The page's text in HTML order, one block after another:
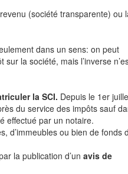
(société transparente) ou
dans un sens: on peut
la société, mais l’inverse
la SCI. Depuis le 1er
du service des impôts sauf
effectué par un notaire.
d’immeubles ou bien de fonds
la publication d’unavis de